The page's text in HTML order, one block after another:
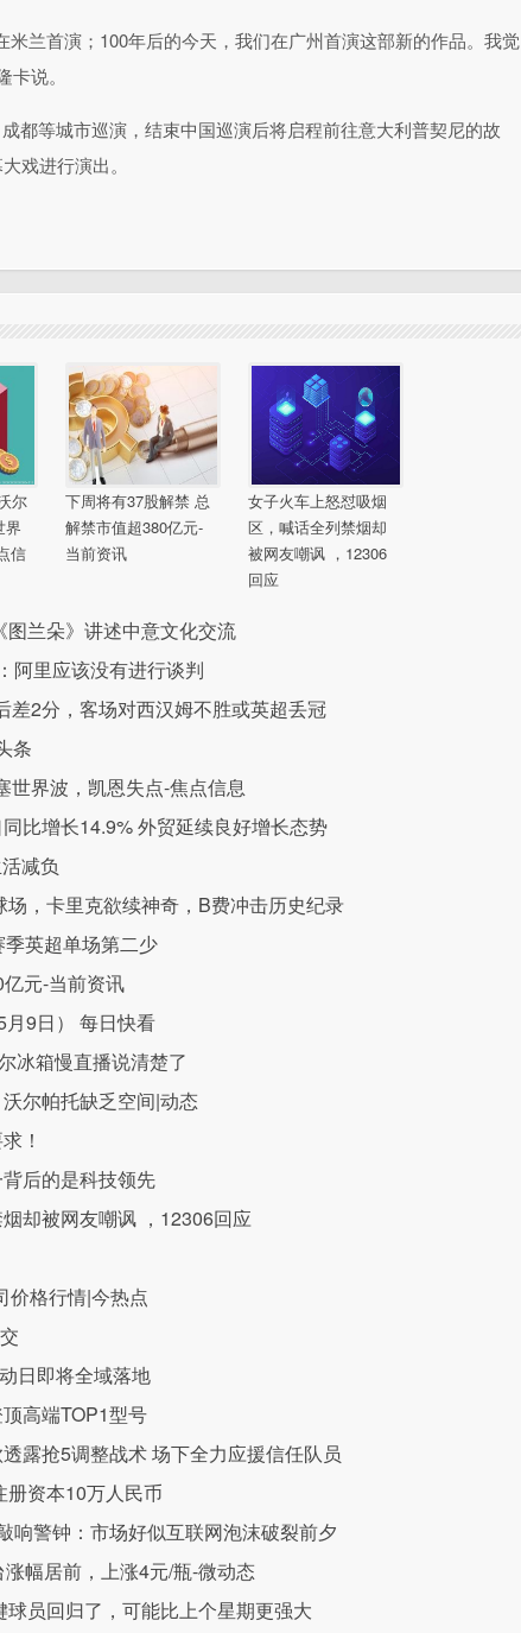
米兰首演；100年后的今天，我们在广州首演这部新的作品。我觉
说。
都等城市巡演，结束中国巡演后将启程前往意大利普契尼的故
戏进行演出。
尔
界
信
下周将有37股解禁 总
解禁市值超380亿元-
当前资讯
女子火车上怒怼吸烟
区，喊话全列禁烟却
被网友嘲讽 ，12306
回应
兰朵》讲述中意文化交流
阿里应该没有进行谈判
差2分，客场对西汉姆不胜或英超丢冠
条
世界波，凯恩失点-焦点信息
比增长14.9% 外贸延续良好增长态势
减负
，卡里克欲续神奇，B费冲击历史纪录
英超单场第二少
元-当前资讯
9日） 每日快看
冰箱慢直播说清楚了
尔帕托缺乏空间|动态
！
后的是科技领先
却被网友嘲讽 ，12306回应
价格行情|今热点
日即将全域落地
高端TOP1型号
露抢5调整战术 场下全力应援信任队员
资本10万人民币
响警钟：市场好似互联网泡沫破裂前夕
幅居前，上涨4元/瓶-微动态
员回归了，可能比上个星期更强大